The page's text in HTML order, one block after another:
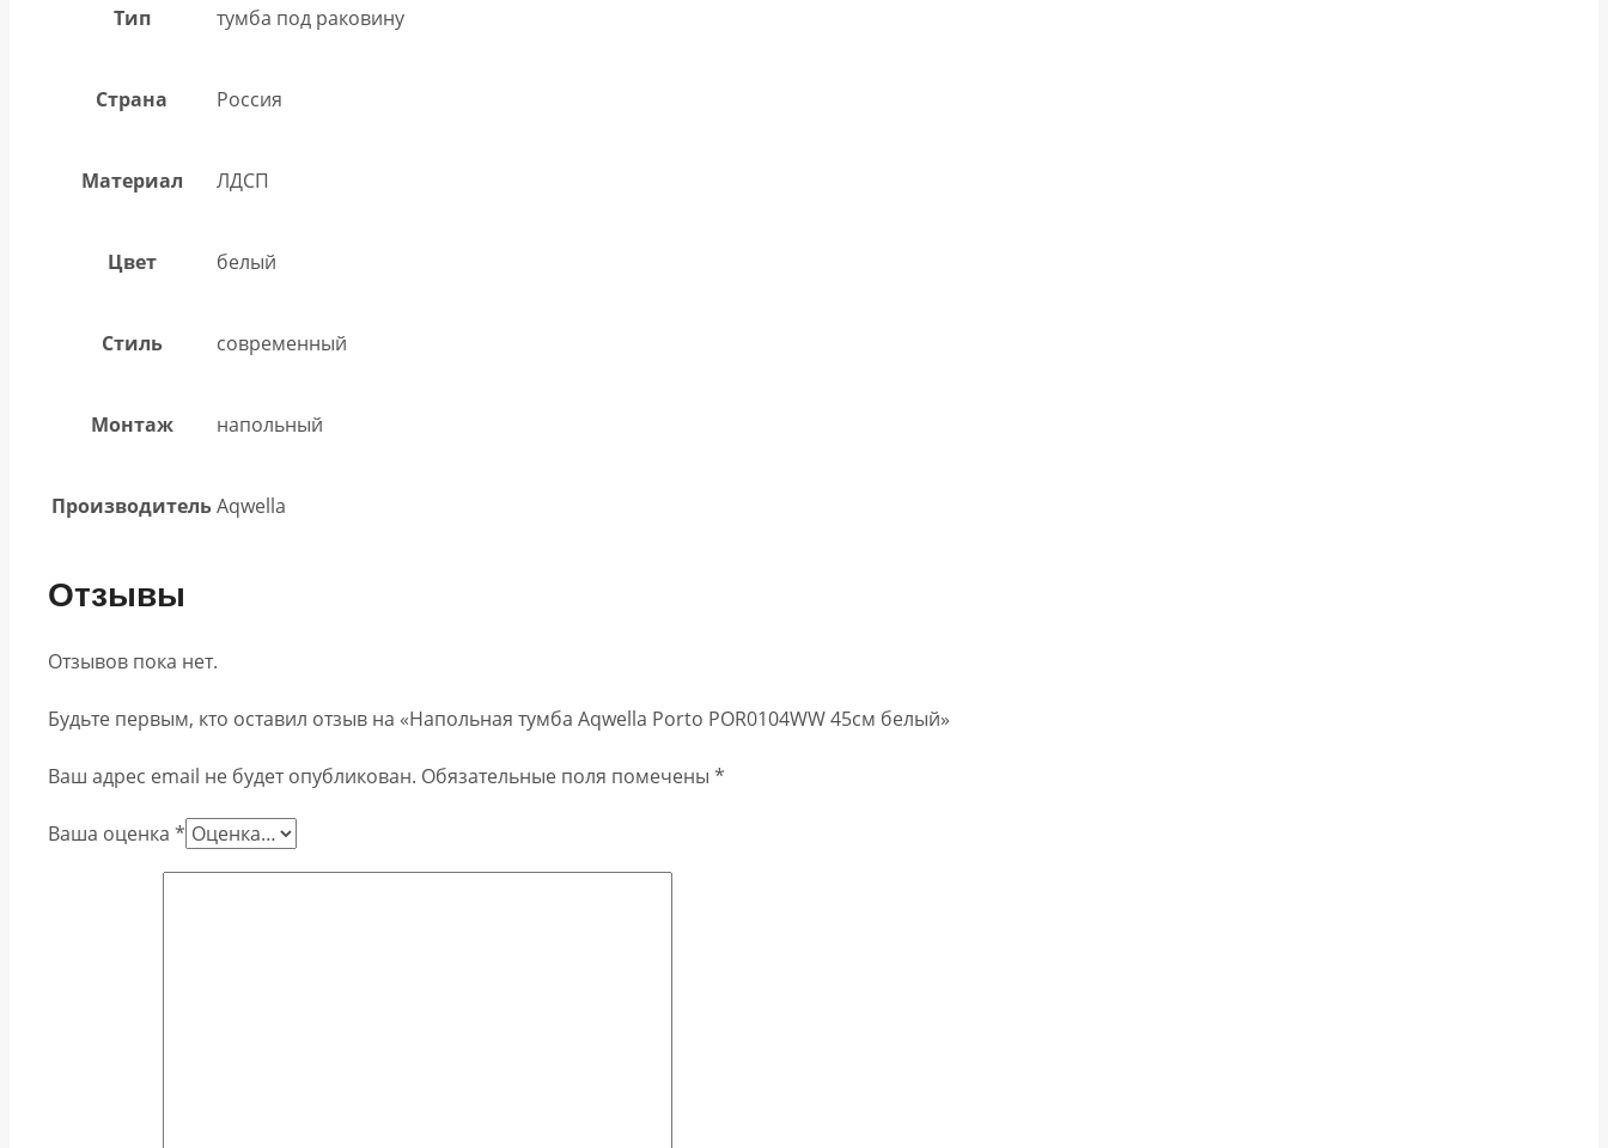
Тип тумба под раковину
Страна Россия
Материал ЛДСП
Цвет белый
Стиль современный
Монтаж напольный
ПроизводительAqwella
Отзывы
Отзывов пока нет.
Будьте первым, кто оставил отзыв на «Напольная тумба Aqwella Porto POR0104WW 45см белый»
Ваш адрес email не будет опубликован. Обязательные поля помечены *
Ваша оценка *